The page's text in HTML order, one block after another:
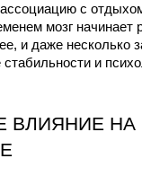
с
мозг начинает
и даже несколько
и
ВЛИЯНИЕ НА